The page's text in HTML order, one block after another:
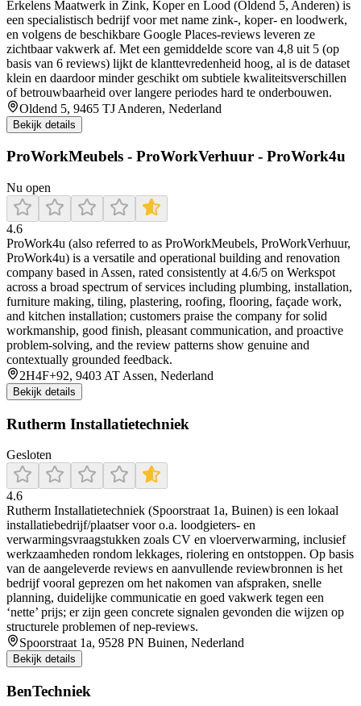
Erkelens Maatwerk in Zink, Koper en Lood (Oldend 5, Anderen) is
een specialistisch bedrijf voor met name zink-, koper- en loodwerk,
en volgens de beschikbare Google Places-reviews leveren ze
zichtbaar vakwerk af. Met een gemiddelde score van 4,8 uit 5 (op
basis van 6 reviews) lijkt de klanttevredenheid hoog, al is de dataset
klein en daardoor minder geschikt om subtiele kwaliteitsverschillen
of betrouwbaarheid over langere periodes hard te onderbouwen.
Oldend 5, 9465 TJ Anderen, Nederland
Bekijk details
ProWorkMeubels - ProWorkVerhuur - ProWork4u
Nu open
4.6
ProWork4u (also referred to as ProWorkMeubels, ProWorkVerhuur,
ProWork4u) is a versatile and operational building and renovation
company based in Assen, rated consistently at 4.6/5 on Werkspot
across a broad spectrum of services including plumbing, installation,
furniture making, tiling, plastering, roofing, flooring, façade work,
and kitchen installation; customers praise the company for solid
workmanship, good finish, pleasant communication, and proactive
problem-solving, and the review patterns show genuine and
contextually grounded feedback.
2H4F+92, 9403 AT Assen, Nederland
Bekijk details
Rutherm Installatietechniek
Gesloten
4.6
Rutherm Installatietechniek (Spoorstraat 1a, Buinen) is een lokaal
installatiebedrijf/plaatser voor o.a. loodgieters- en
verwarmingsvraagstukken zoals CV en vloerverwarming, inclusief
werkzaamheden rondom lekkages, riolering en ontstoppen. Op basis
van de aangeleverde reviews en aanvullende reviewbronnen is het
bedrijf vooral geprezen om het nakomen van afspraken, snelle
planning, duidelijke communicatie en goed vakwerk tegen een
‘nette’ prijs; er zijn geen concrete signalen gevonden die wijzen op
structurele problemen of nep-reviews.
Spoorstraat 1a, 9528 PN Buinen, Nederland
Bekijk details
BenTechniek